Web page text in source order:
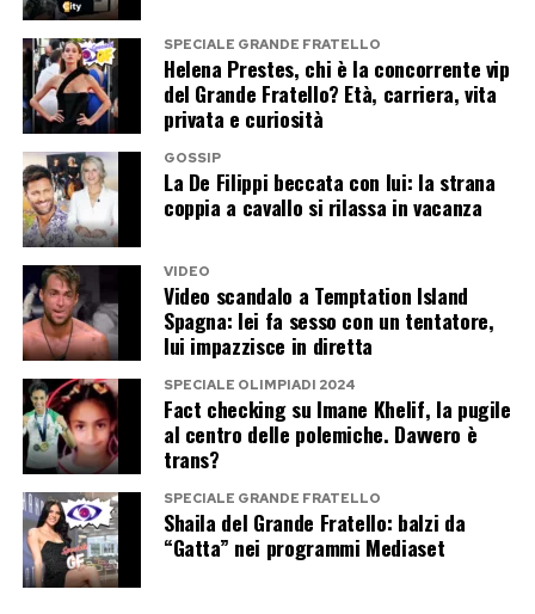
SPECIALE GRANDE FRATELLO
Helena Prestes, chi è la concorrente vip
del Grande Fratello? Età, carriera, vita
privata e curiosità
GOSSIP
La De Filippi beccata con lui: la strana
coppia a cavallo si rilassa in vacanza
VIDEO
Video scandalo a Temptation Island
Spagna: lei fa sesso con un tentatore,
lui impazzisce in diretta
SPECIALE OLIMPIADI 2024
Fact checking su Imane Khelif, la pugile
al centro delle polemiche. Davvero è
trans?
SPECIALE GRANDE FRATELLO
Shaila del Grande Fratello: balzi da
“Gatta” nei programmi Mediaset